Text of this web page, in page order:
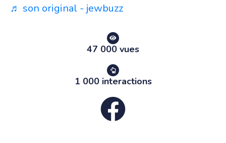
♬ son original - jewbuzz
47 000 vues
1 000 interactions